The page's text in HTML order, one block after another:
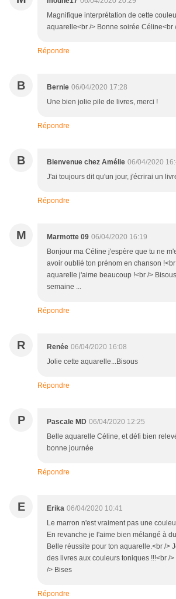
Magnifique interprétation de cette
aquarelle<br /> Bonne soirée Céline<br
Répondre
B Bernie 06/04/2020 17:28
Une bien jolie pile de livres, merci !
Répondre
B Bienvenue chez Amélie 06/04/2020
J'ai toujours dit qu'un jour, j'écrirai un
Répondre
M Marmotte 09 06/04/2020 16:19
Bonjour ma Céline j'espère que tu ne
avoir oublié ton prénom en chanson
aquarelle j'aime beaucoup !<br />
semaine ...
Répondre
R Renée 06/04/2020 16:08
Jolie cette aquarelle...Bisous
Répondre
P Pascale MD 06/04/2020 12:25
Belle aquarelle Céline, et défi bien
bonne journée
Répondre
E Erika 06/04/2020 10:41
Le marron n'est vraiment pas une
En revanche je l'aime bien mélangé à
Belle réussite pour ton aquarelle.<br />
des livres aux couleurs toniques !!!<br /
/> Bises
Répondre